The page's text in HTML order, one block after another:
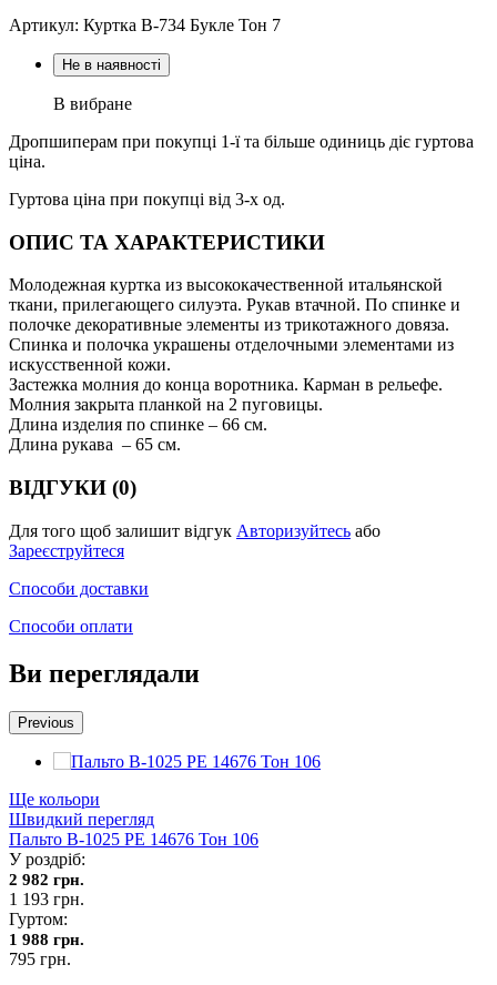
Артикул: Куртка В-734 Букле Тон 7
Не в наявності
В вибране
Дропшиперам при покупці 1-ї та більше одиниць діє гуртова
ціна.
Гуртова ціна при покупці від 3-х од.
ОПИС ТА ХАРАКТЕРИСТИКИ
Молодежная куртка из высококачественной итальянской
ткани, прилегающего силуэта. Рукав втачной. По спинке и
полочке декоративные элементы из трикотажного довяза.
Спинка и полочка украшены отделочными элементами из
искусственной кожи.
Застежка молния до конца воротника. Карман в рельефе.
Молния закрыта планкой на 2 пуговицы.
Длина изделия по спинке – 66 см.
Длина рукава – 65 см.
ВІДГУКИ (0)
Для того щоб залишит відгук Авторизуйтесь або
Зареєструйтеся
Способи доставки
Способи оплати
Ви переглядали
Previous
Ще кольори
Швидкий перегляд
Пальто В-1025 PE 14676 Тон 106
У роздріб:
2 982 грн.
1 193 грн.
Гуртом:
1 988 грн.
795 грн.